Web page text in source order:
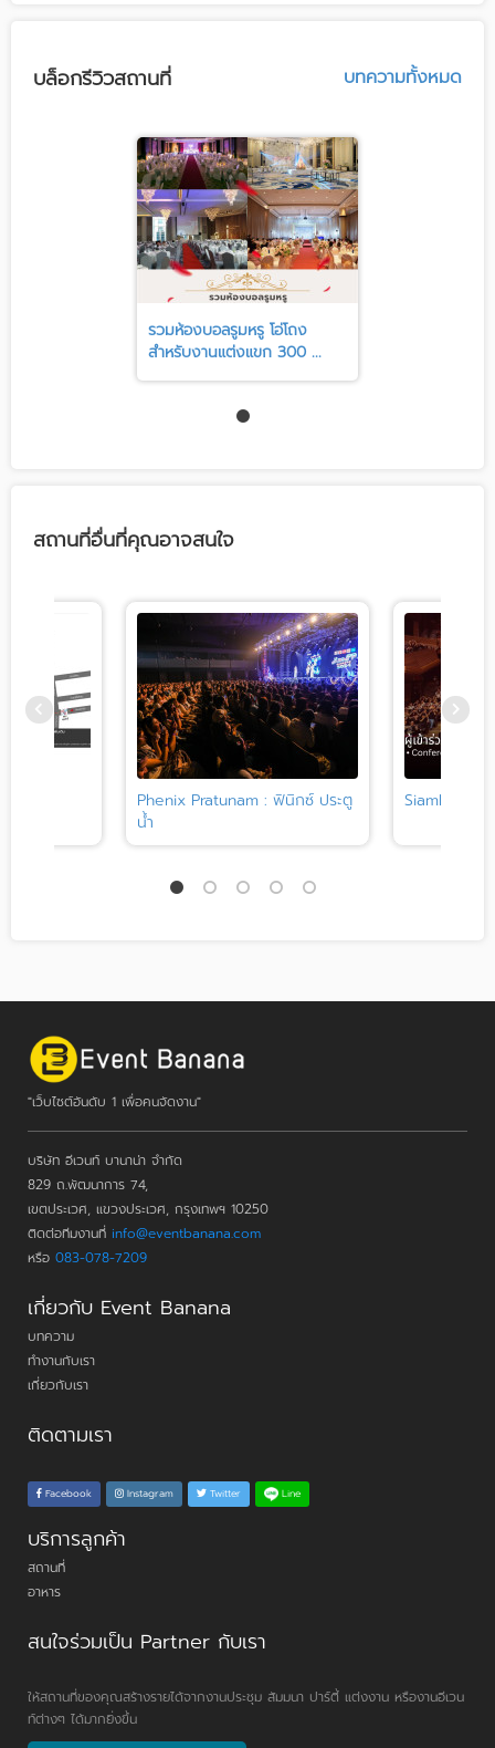
บล็อกรีวิวสถานที่ บทความทั้งหมด
รวมห้องบอลรูมหรู โอ่โถง
สำหรับงานแต่งแขก 300 ...
สถานที่อื่นที่คุณอาจสนใจ
Phenix Pratunam : ฟินิกซ์ ประตู
น้ำ
SiamPic Hall
"เว็บไซต์อันดับ 1 เพื่อคนจัดงาน"
บริษัท อีเวนท์ บานาน่า จำกัด
829 ถ.พัฒนาการ 74,
เขตประเวศ, แขวงประเวศ, กรุงเทพฯ 10250
ติดต่อทีมงานที่ info@eventbanana.com
หรือ 083-078-7209
เกี่ยวกับ Event Banana
บทความ
ทำงานกับเรา
เกี่ยวกับเรา
ติดตามเรา
Facebook Instagram Twitter Line
บริการลูกค้า
สถานที่
อาหาร
สนใจร่วมเป็น Partner กับเรา
ให้สถานที่ของคุณสร้างรายได้จากงานประชุม สัมมนา ปาร์ตี้ แต่งงาน หรืองานอีเวน
ท์ต่างๆ ได้มากยิ่งขึ้น